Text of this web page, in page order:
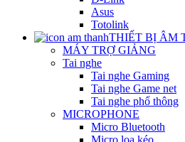
Asus
Totolink
THIẾT BỊ ÂM
MÁY TRỢ GIẢNG
Tai nghe
Tai nghe Gaming
Tai nghe Game net
Tai nghe phổ thông
MICROPHONE
Micro Bluetooth
Micro loa kéo